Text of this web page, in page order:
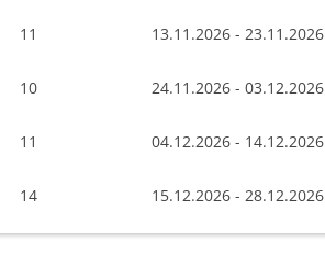
11 13.11.2026 - 23.11.2026
10 24.11.2026 - 03.12.2026
11 04.12.2026 - 14.12.2026
14 15.12.2026 - 28.12.2026